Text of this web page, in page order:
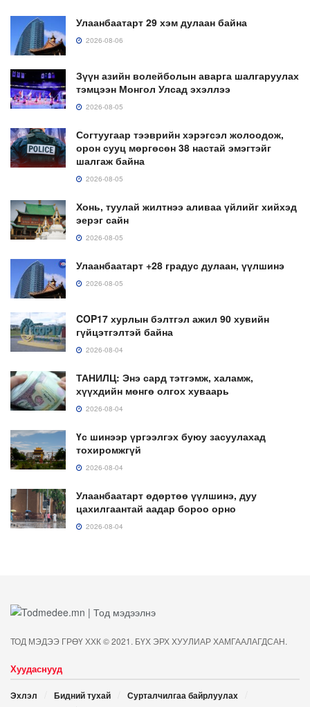
Улаанбаатарт 29 хэм дулаан байна
2026-08-06
Зүүн азийн волейболын аварга шалгаруулах
тэмцээн Монгол Улсад эхэллээ
2026-08-05
Согтуугаар тээврийн хэрэгсэл жолоодож,
орон сууц мөргөсөн 38 настай эмэгтэйг
шалгаж байна
2026-08-05
Хонь, туулай жилтнээ аливаа үйлийг хийхэд
эерэг сайн
2026-08-05
Улаанбаатарт +28 градус дулаан, үүлшинэ
2026-08-05
COP17 хурлын бэлтгэл ажил 90 хувийн
гүйцэтгэлтэй байна
2026-08-04
ТАНИЛЦ: Энэ сард тэтгэмж, халамж,
хүүхдийн мөнгө олгох хуваарь
2026-08-04
Үс шинээр үргээлгэх буюу засуулахад
тохиромжгүй
2026-08-04
Улаанбаатарт өдөртөө үүлшинэ, дуу
цахилгаантай аадар бороо орно
2026-08-04
ТОД МЭДЭЭ ГРӨҮ ХХК © 2021. БҮХ ЭРХ ХУУЛИАР ХАМГААЛАГДСАН.
Хуудаснууд
Эхлэл Бидний тухай
Сурталчилгаа байрлуулах